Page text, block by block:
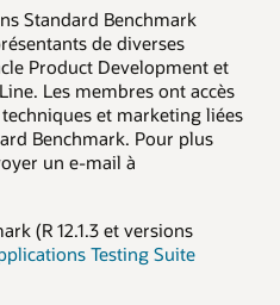
Standard Benchmark
de diverses
Product Development et
Les membres ont accès
et marketing liées
Benchmark. Pour plus
un e-mail à
(R 12.1.3 et versions
Testing Suite